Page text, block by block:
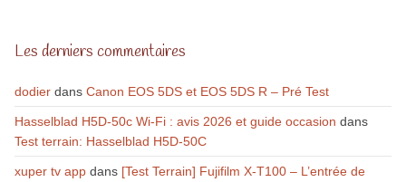
Les derniers commentaires
dodierdans Canon EOS 5DS et EOS 5DS R – Pré Test
Hasselblad H5D-50c Wi-Fi : avis 2026 et guide occasion dans
Test terrain: Hasselblad H5D-50C
xuper tv appdans [Test Terrain] Fujifilm X-T100 – L’entrée de